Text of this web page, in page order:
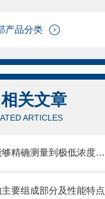
产品分类
相关文章
ARTICLES
流式细胞仪能够精确测量到极低浓度的标记物
要组成部分及性能特点